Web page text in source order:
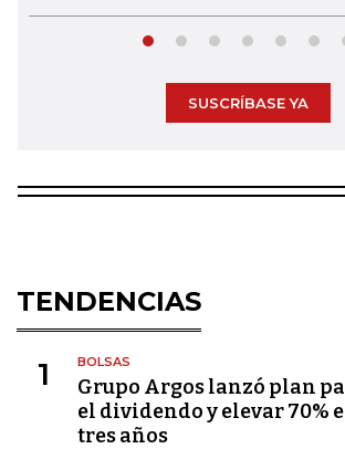
SUSCRÍBASE YA
TENDENCIAS
1 BOLSAS
Grupo Argos lanzó plan
el dividendo y elevar 70%
tres años